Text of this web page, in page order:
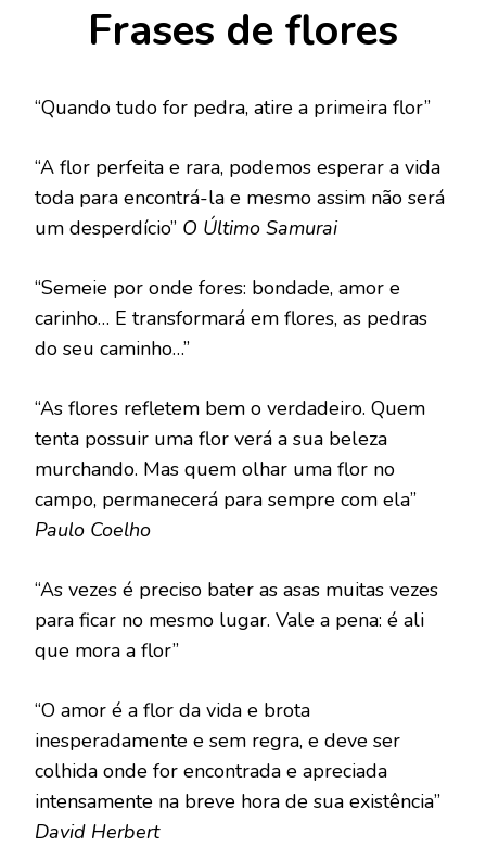
Frases de flores
“Quando tudo for pedra, atire a primeira flor”
“A flor perfeita e rara, podemos esperar a vida
toda para encontrá-la e mesmo assim não será
um desperdício” O Último Samurai
“Semeie por onde fores: bondade, amor e
carinho… E transformará em flores, as pedras
do seu caminho…”
“As flores refletem bem o verdadeiro. Quem
tenta possuir uma flor verá a sua beleza
murchando. Mas quem olhar uma flor no
campo, permanecerá para sempre com ela”
Paulo Coelho
“As vezes é preciso bater as asas muitas vezes
para ficar no mesmo lugar. Vale a pena: é ali
que mora a flor”
“O amor é a flor da vida e brota
inesperadamente e sem regra, e deve ser
colhida onde for encontrada e apreciada
intensamente na breve hora de sua existência”
David Herbert